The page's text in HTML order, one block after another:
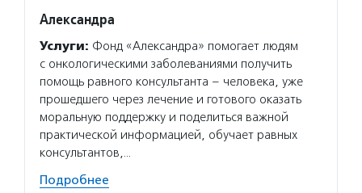
Александра
Услуги: Фонд «Александра» помогает людям
с онкологическими заболеваниями получить
помощь равного консультанта – человека, уже
прошедшего через лечение и готового оказать
моральную поддержку и поделиться важной
практической информацией, обучает равных
консультантов,…
Подробнее